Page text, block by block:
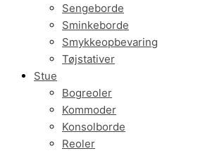
Sengeborde
Sminkeborde
Smykkeopbevaring
Tøjstativer
Stue
Bogreoler
Kommoder
Konsolborde
Reoler